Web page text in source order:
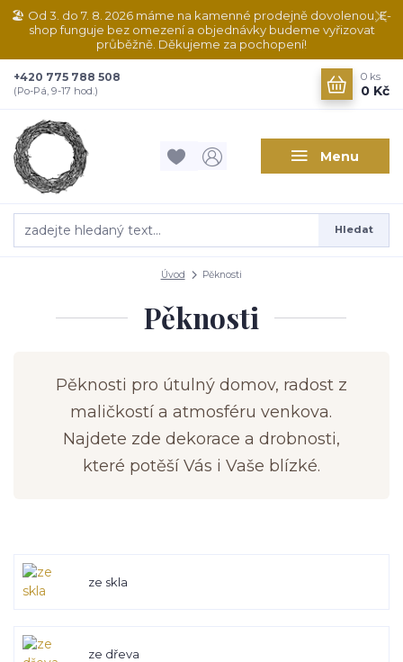
🏖️ Od 3. do 7. 8. 2026 máme na kamenné prodejně dovolenou. E-
shop funguje bez omezení a objednávky budeme vyřizovat
průběžně. Děkujeme za pochopení!
Menu
Hledat
+420 775 788 508
(Po-Pá, 9-17 hod.)
0 ks
0 Kč
Úvod Pěknosti
Pěknosti
Pěknosti pro útulný domov, radost z
maličkostí a atmosféru venkova.
Najdete zde dekorace a drobnosti,
které potěší Vás i Vaše blízké.
ze skla
ze dřeva